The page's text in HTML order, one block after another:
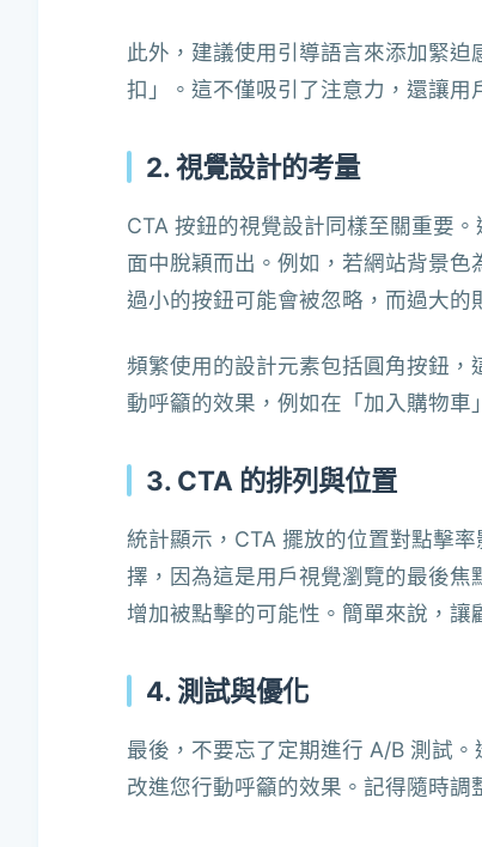
此外，建議使用引導語言來添加緊
扣」。這不僅吸引了注意力，還讓用
2. 視覺設計的考量
CTA 按鈕的視覺設計同樣至關重要
面中脫穎而出。例如，若網站背景色
過小的按鈕可能會被忽略，而過大的
頻繁使用的設計元素包括圓角按鈕
動呼籲的效果，例如在「加入購物車
3. CTA 的排列與位置
統計顯示，CTA 擺放的位置對點擊
擇，因為這是用戶視覺瀏覽的最後
增加被點擊的可能性。簡單來說，讓
4. 測試與優化
最後，不要忘了定期進行 A/B 測試
改進您行動呼籲的效果。記得隨時調